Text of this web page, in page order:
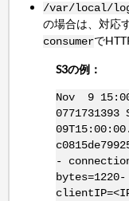
/var/local/
の場合は、対応
consumerで
S3の例：
Nov 9
0771731393
-
bytes=1220-